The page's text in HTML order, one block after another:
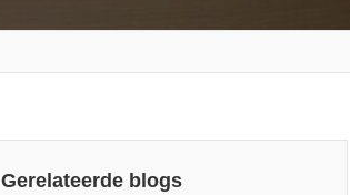
Gerelateerde blogs